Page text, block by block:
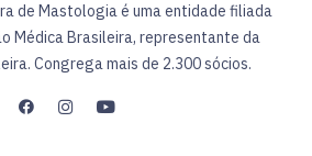
de Mastologia é uma entidade filiada
Médica Brasileira, representante da
Congrega mais de 2.300 sócios.